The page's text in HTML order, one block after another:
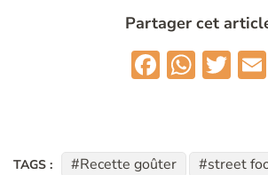
Partager cet
Facebook
TAGS : Recette goûter street